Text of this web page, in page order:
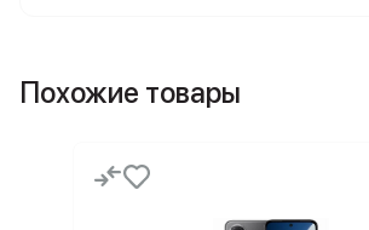
Похожие товары